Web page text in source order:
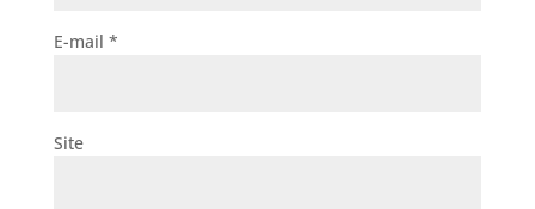
E-mail *
Site